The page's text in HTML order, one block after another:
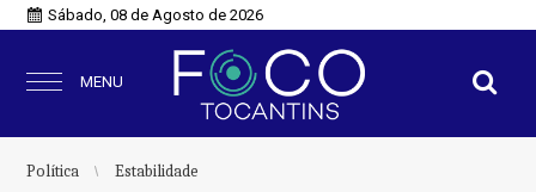
Sábado, 08 de Agosto de 2026
MENU
Política Estabilidade